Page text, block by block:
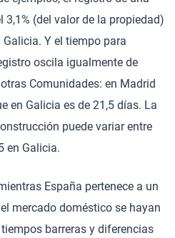
3,1% (del valor de la propiedad)
Galicia. Y el tiempo para
oscila igualmente de
Comunidades: en Madrid
en Galicia es de 21,5 días. La
puede variar entre
en Galicia.
España pertenece a un
mercado doméstico se hayan
barreras y diferencias